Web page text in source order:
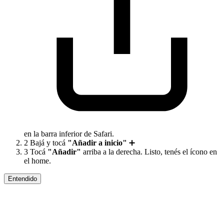
en la barra inferior de Safari.
2 Bajá y tocá "Añadir a inicio" ➕
3 Tocá "Añadir" arriba a la derecha. Listo, tenés el ícono en
el home.
Entendido